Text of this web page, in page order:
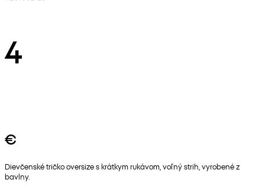
4
€
Dievčenské tričko oversize s krátkym rukávom, voľný strih, vyrobené z
bavlny.